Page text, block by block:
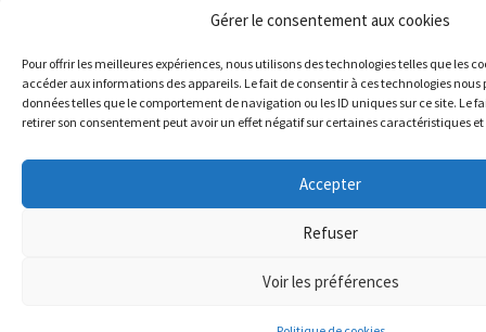
Gérer le consentement aux cookies
Pour offrir les meilleures expériences, nous utilisons des technologies telles que les
accéder aux informations des appareils. Le fait de consentir à ces technologies
données telles que le comportement de navigation ou les ID uniques sur ce site. Le
retirer son consentement peut avoir un effet négatif sur certaines caractéristiques
Accepter
Refuser
Voir les préférences